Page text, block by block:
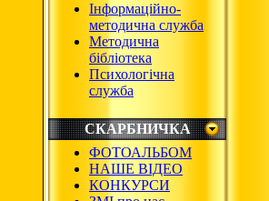
Інформаційно-
методична служба
Методична
бібліотека
Психологічна
служба
СКАРБНИЧКА
ФОТОАЛЬБОМ
НАШЕ ВІДЕО
КОНКУРСИ